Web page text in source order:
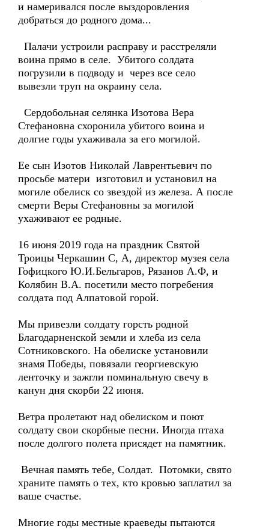
и намеривался после выздоровления
добраться до родного дома...
Палачи устроили расправу и расстреляли
воина прямо в селе. Убитого солдата
погрузили в подводу и через все село
вывезли труп на окраину села.
Сердобольная селянка Изотова Вера
Стефановна схоронила убитого воина и
долгие годы ухаживала за его могилой.
Ее сын Изотов Николай Лаврентьевич по
просьбе матери изготовил и установил на
могиле обелиск со звездой из железа. А после
смерти Веры Стефановны за могилой
ухаживают ее родные.
16 июня 2019 года на праздник Святой
Троицы Черкашин С, А, директор музея села
Гофицкого Ю.И.Бельгаров, Рязанов А.Ф, и
Колябин В.А. посетили место погребения
солдата под Алпатовой горой.
Мы привезли солдату горсть родной
Благодарненской земли и хлеба из села
Сотниковского. На обелиске установили
знамя Победы, повязали георгиевскую
ленточку и зажгли поминальную свечу в
канун дня скорби 22 июня.
Ветра пролетают над обелиском и поют
солдату свои скорбные песни. Иногда птаха
после долгого полета присядет на памятник.
Вечная память тебе, Солдат. Потомки, свято
храните память о тех, кто кровью заплатил за
ваше счастье.
Многие годы местные краеведы пытаются